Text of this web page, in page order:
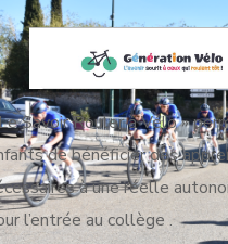
Savoir Rouler à Vélo »
de bénéficier des
à une réelle
l’entrée au collège .